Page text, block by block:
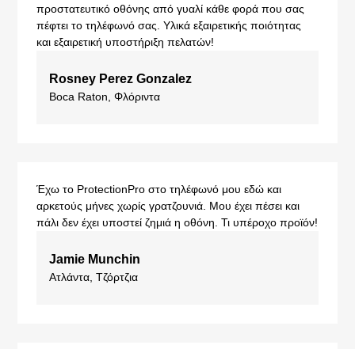
προστατευτικό οθόνης από γυαλί κάθε φορά που σας
πέφτει το τηλέφωνό σας. Υλικά εξαιρετικής ποιότητας
και εξαιρετική υποστήριξη πελατών!
Rosney Perez Gonzalez
Boca Raton, Φλόριντα
Έχω το ProtectionPro στο τηλέφωνό μου εδώ και
αρκετούς μήνες χωρίς γρατζουνιά. Μου έχει πέσει και
πάλι δεν έχει υποστεί ζημιά η οθόνη. Τι υπέροχο προϊόν!
Jamie Munchin
Ατλάντα, Τζόρτζια